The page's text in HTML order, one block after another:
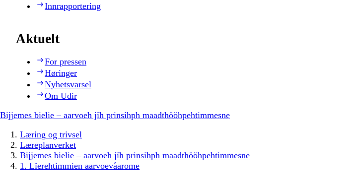
Innrapportering
Aktuelt
For pressen
Høringer
Nyhetsvarsel
Om Udir
Bijjemes bielie – aarvoeh jïh prinsihph maadthööhpehtimmesne
Læring og trivsel
Læreplanverket
Bijjemes bielie – aarvoeh jïh prinsihph maadthööhpehtimmesne
1. Lïerehtimmien aarvoevåarome